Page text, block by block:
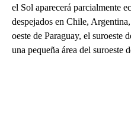
el Sol aparecerá parcialmente
despejados en Chile,
oeste de Paraguay, el suroeste
una pequeña área del